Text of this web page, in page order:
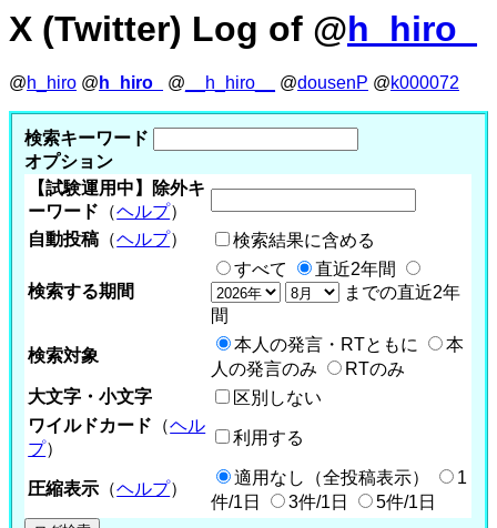
X (Twitter) Log of @h_hiro_
@h_hiro @ h_hiro_ @ __h_hiro__ @dousenP @k000072
検索キーワード
オプション
【試験運用中】除外キ
ーワード （ヘルプ）
自動投稿 （ヘルプ） 検索結果に含める
検索する期間
すべて
直近2年間
までの直近2年
間
検索対象
本人の発言・RTともに
本
人の発言のみ
RTのみ
大文字・小文字
区別しない
ワイルドカード （ヘル
プ）
利用する
圧縮表示 （ヘルプ）
適用なし（全投稿表示）
1
件/1日
3件/1日 5件/1日